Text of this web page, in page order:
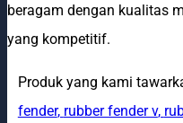
beragam dengan kualitas
yang kompetitif.
Produk yang kami
fender, rubber fender v,